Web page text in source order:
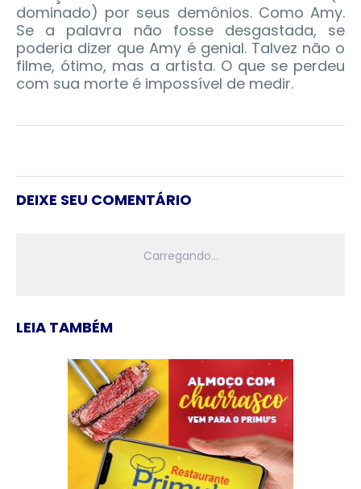
dominado) por seus demônios. Como Amy.
Se a palavra não fosse desgastada, se
poderia dizer que Amy é genial. Talvez não o
filme, ótimo, mas a artista. O que se perdeu
com sua morte é impossível de medir.
DEIXE SEU COMENTÁRIO
LEIA TAMBÉM